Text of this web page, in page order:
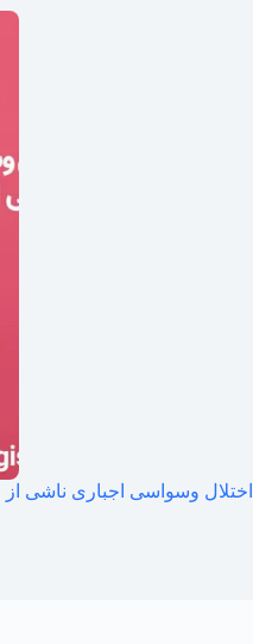
اختلال وسواسی اجباری ناشی از